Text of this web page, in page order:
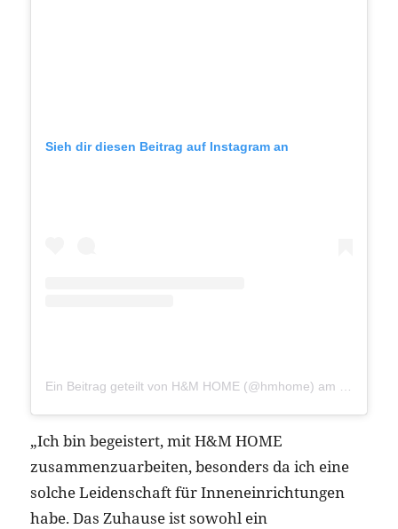
Sieh dir diesen Beitrag auf Instagram an
Ein Beitrag geteilt von H&M HOME (@hmhome) am
„Ich bin begeistert, mit H&M HOME
zusammenzuarbeiten, besonders da ich eine
solche Leidenschaft für Inneneinrichtungen
habe. Das Zuhause ist sowohl ein